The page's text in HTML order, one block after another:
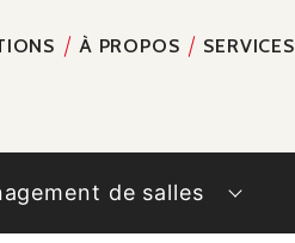
À PROPOS SERVICES
de salles